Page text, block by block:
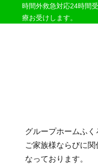
時間外救急対応24時間
療お受けします。
医療法人社団紀洋会
グループホームふく
ご家族様ならびに
なっております。